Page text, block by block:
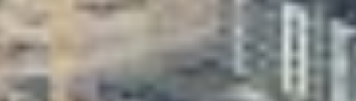
Valon Kaupunki
Lasten Lysti & LystiKylä-festivaali